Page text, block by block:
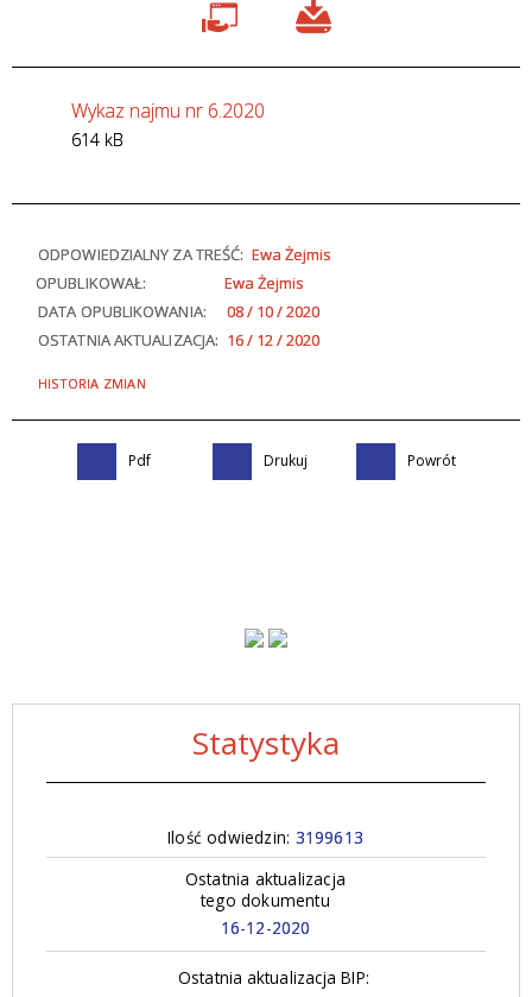
Statystyka
Ilość odwiedzin: 3199613
Ostatnia aktualizacja
tego dokumentu
16-12-2020
Ostatnia aktualizacja BIP:
Wykaz najmu nr 6.2020
614 kB
ODPOWIEDZIALNY ZA TREŚĆ: Ewa Żejmis
OPUBLIKOWAŁ:
Ewa Żejmis
DATA OPUBLIKOWANIA:
08 / 10 / 2020
OSTATNIA AKTUALIZACJA: 16 / 12 / 2020
HISTORIA ZMIAN
Pdf Drukuj Powrót